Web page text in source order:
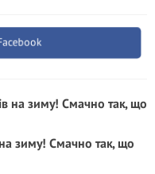
зиму! Смачно так, що